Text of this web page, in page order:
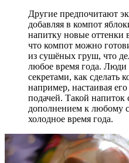
Другие предпочитают
добавляя в компот
напитку новые оттенки
что компот можно
из сушёных груш, что
любое время года. Люди
секретами, как сделать
например, настаивая
подачей. Такой напиток
дополнением к любому
холодное время года.